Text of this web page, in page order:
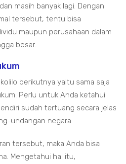
masih banyak lagi. Dengan
tersebut, tentu bisa
maupun perusahaan dalam
besar.
berikutnya yaitu sama saja
Perlu untuk Anda ketahui
sudah tertuang secara jelas
undangan negara.
tersebut, maka Anda bisa
Mengetahui hal itu,